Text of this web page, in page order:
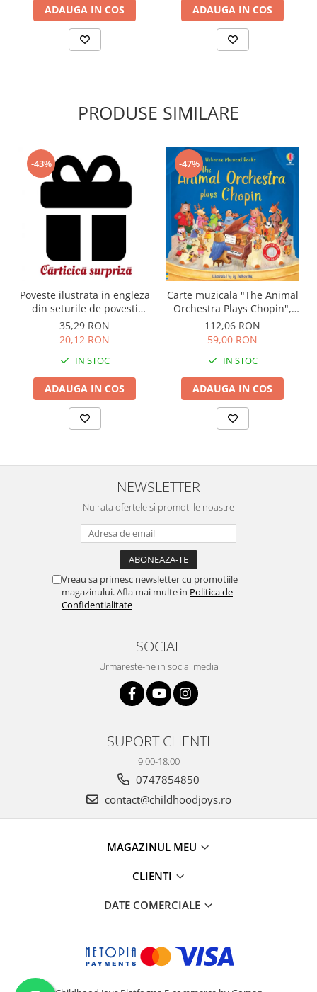
ADAUGA IN COS ADAUGA IN COS
PRODUSE SIMILARE
-43%
Poveste ilustrata in engleza
din seturile de povesti
Usborne
35,29 RON
20,12 RON
IN STOC
ADAUGA IN COS
-47%
Carte muzicala "The Animal
Orchestra Plays Chopin",
cartonata, Usborne
112,06 RON
59,00 RON
IN STOC
ADAUGA IN COS
NEWSLETTER
Nu rata ofertele si promotiile noastre
Vreau sa primesc newsletter cu promotiile
magazinului. Afla mai multe in Politica de
Confidentialitate
SOCIAL
Urmareste-ne in social media
SUPORT CLIENTI
9:00-18:00
0747854850
contact@childhoodjoys.ro
MAGAZINUL MEU
CLIENTI
DATE COMERCIALE